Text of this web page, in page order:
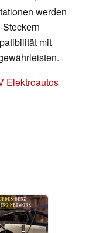
werden
mit
Elektroautos